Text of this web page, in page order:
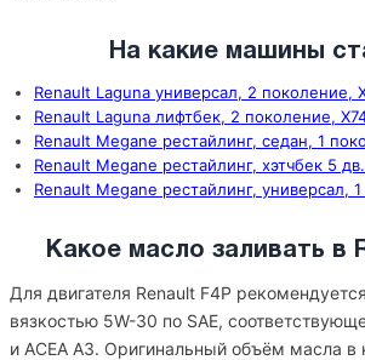
На какие машины
Renault Laguna универсал, 2 поколение,
Renault Laguna лифтбек, 2 поколение,
Renault Megane рестайлинг, седан, 1
Renault Megane рестайлинг, хэтчбек 5
Renault Megane рестайлинг, универсал,
Какое масло заливать в
Для двигателя Renault F4P
вязкостью 5W-30 по SAE,
и ACEA A3. Оригинальный объём масла в